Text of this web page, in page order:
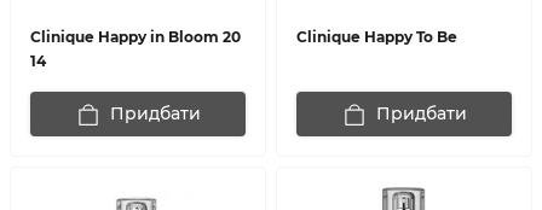
Clinique Happy in Bloom 20
14
Придбати
Clinique Happy To Be
Придбати